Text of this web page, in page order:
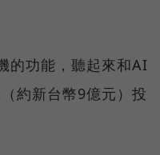
的功能，聽起來和AI
約新台幣9億元）投